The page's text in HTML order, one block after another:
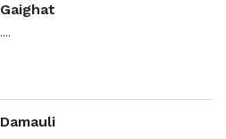
Gaighat
....
Damauli